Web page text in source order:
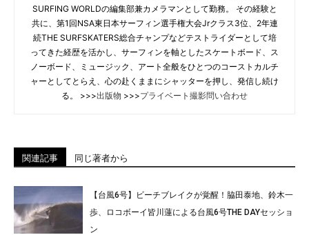
SURFING WORLDの編集部兼カメラマンとして勤務。 その経験と
共に、第1回NSA東日本サーフィン選手権大会Jrクラス3位、2年連
続THE SURFSKATERS総合チャンプなどテストライダーとして培
ってきた経歴を活かし、サーフィンを軸としたスケートボード、ス
ノーボード、ミュージック、アート全般をひとつのコーストカルチ
ャーとしてとらえ、心の赴くままにシャッターを押し、発信し続け
る。 >>>出版物 >>>プライベート撮影問い合わせ
関連記事 同じ著者から
【台風6号】ビーチブレイクが覚醒！脇田泰地、鈴木一
歩、ロコボーイ皆川蓮による台風6号THE DAYセッショ
ン